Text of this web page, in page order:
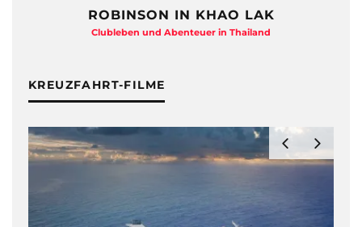
ROBINSON IN KHAO LAK
Clubleben und Abenteuer in Thailand
KREUZFAHRT-FILME